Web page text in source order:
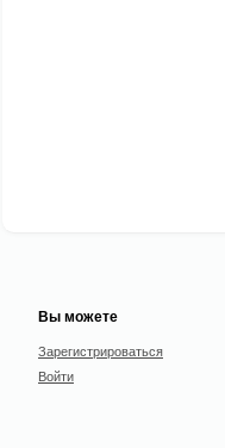
Вы можете
Зарегистрироваться
Войти